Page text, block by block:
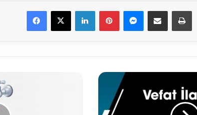
Facebook
X LinkedInPinterestMessenger
E-Mail ile paylaş
28.05.2023
İlanları